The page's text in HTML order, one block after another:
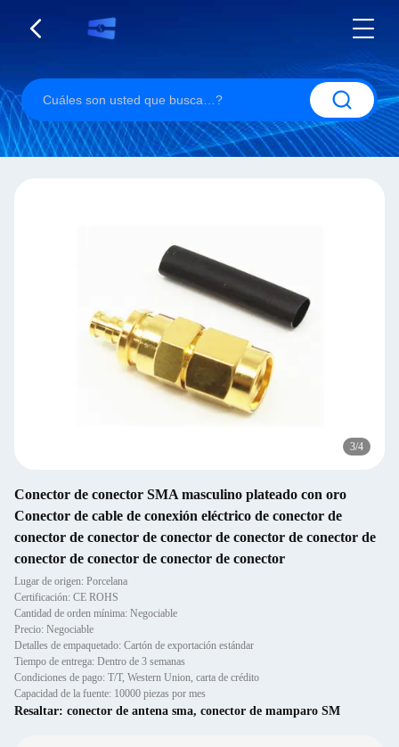
3/4
Conector de conector SMA masculino plateado con oro
Conector de cable de conexión eléctrico de conector de
conector de conector de conector de conector de conector de
conector de conector de conector de conector
Lugar de origen: Porcelana
Certificación: CE ROHS
Cantidad de orden mínima: Negociable
Precio: Negociable
Detalles de empaquetado: Cartón de exportación estándar
Tiempo de entrega: Dentro de 3 semanas
Condiciones de pago: T/T, Western Union, carta de crédito
Capacidad de la fuente: 10000 piezas por mes
Resaltar: conector de antena sma, conector de mamparo SM